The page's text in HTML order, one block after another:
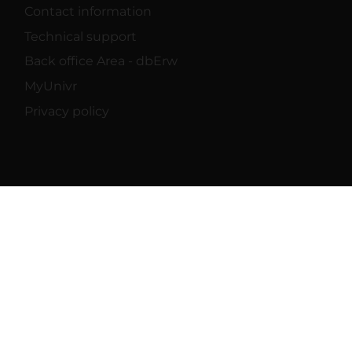
Contact information
Technical support
Back office Area - dbErw
MyUnivr
Privacy policy